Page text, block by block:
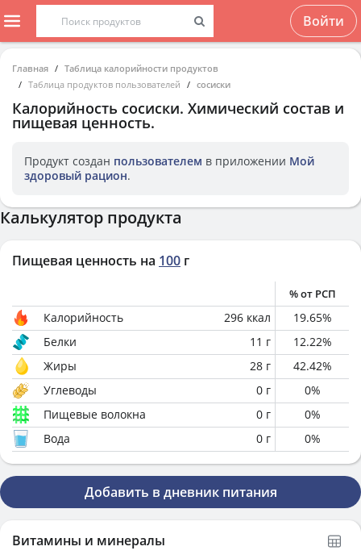
Войти
Главная
Таблица калорийности продуктов
Таблица продуктов пользователей
сосиски
Калорийность сосиски. Химический состав и
пищевая ценность.
Продукт создан пользователем в приложении Мой
здоровый рацион.
Калькулятор продукта
Пищевая ценность на 100 г
% от РСП
Калорийность 296 ккал 19.65%
Белки
11 г 12.22%
Жиры
28 г 42.42%
Углеводы
0 г 0%
Пищевые волокна
0 г 0%
Вода
0 г 0%
Добавить в дневник питания
Витамины и минералы